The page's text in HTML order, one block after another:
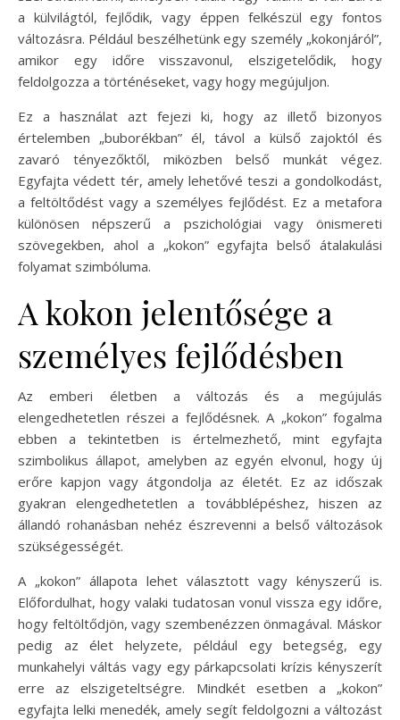
a külvilágtól, fejlődik, vagy éppen felkészül egy fontos
változásra. Például beszélhetünk egy személy „kokonjáról”,
amikor egy időre visszavonul, elszigetelődik, hogy
feldolgozza a történéseket, vagy hogy megújuljon.
Ez a használat azt fejezi ki, hogy az illető bizonyos
értelemben „buborékban” él, távol a külső zajoktól és
zavaró tényezőktől, miközben belső munkát végez.
Egyfajta védett tér, amely lehetővé teszi a gondolkodást,
a feltöltődést vagy a személyes fejlődést. Ez a metafora
különösen népszerű a pszichológiai vagy önismereti
szövegekben, ahol a „kokon” egyfajta belső átalakulási
folyamat szimbóluma.
A kokon jelentősége a
személyes fejlődésben
Az emberi életben a változás és a megújulás
elengedhetetlen részei a fejlődésnek. A „kokon” fogalma
ebben a tekintetben is értelmezhető, mint egyfajta
szimbolikus állapot, amelyben az egyén elvonul, hogy új
erőre kapjon vagy átgondolja az életét. Ez az időszak
gyakran elengedhetetlen a továbblépéshez, hiszen az
állandó rohanásban nehéz észrevenni a belső változások
szükségességét.
A „kokon” állapota lehet választott vagy kényszerű is.
Előfordulhat, hogy valaki tudatosan vonul vissza egy időre,
hogy feltöltődjön, vagy szembenézzen önmagával. Máskor
pedig az élet helyzete, például egy betegség, egy
munkahelyi váltás vagy egy párkapcsolati krízis kényszerít
erre az elszigeteltségre. Mindkét esetben a „kokon”
egyfajta lelki menedék, amely segít feldolgozni a változást